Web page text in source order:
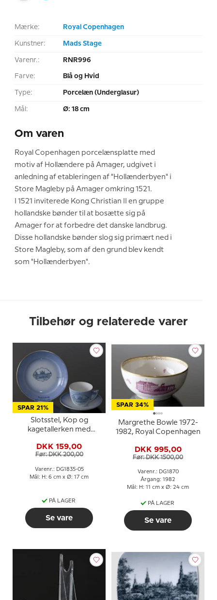
Mærke: Royal Copenhagen
Kunstner: Mads Stage
Varenr.: RNR996
Farve: Blå og Hvid
Type: Porcelæn (Underglasur)
Mål: Ø: 18 cm
Om varen
Royal Copenhagen porcelænsplatte med
motiv af Hollændere på Amager, udgivet i
anledning af etableringen af "Hollænderbyen" i
Store Magleby på Amager omkring 1521.
I 1521 inviterede Kong Christian II en gruppe
hollandske bønder til at bosætte sig på
Amager for at forbedre det danske landbrug.
Disse hollandske bønder slog sig primært ned i
Store Magleby, som af den grund blev kendt
som "Hollænderbyen".
Tilbehør og relaterede varer
SPAR 21%
Slotsstel, Kop og
kagetallerken med
Grøndahl
DKK 159,00
Før: DKK 200,00
Varenr.: DG1835-05
Mål: H: 6 cm x Ø: 17 cm
PÅ LAGER
Se vare
SPAR 34%
Margrethe Bowle 1972-
1982, Royal Copenhagen
DKK 995,00
Før: DKK 1500,00
Varenr.: DG1870
Årgang: 1982
Mål: H: 11 cm x Ø: 24 cm
PÅ LAGER
Se vare